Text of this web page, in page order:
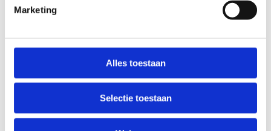
Marketing
Alles toestaan
Selectie toestaan
Zonnig
Regen
NIVEAU
Gemiddeld